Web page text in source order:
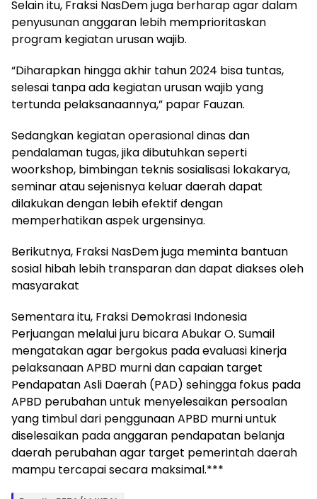
Selain itu, Fraksi NasDem juga berharap agar dalam
penyusunan anggaran lebih memprioritaskan
program kegiatan urusan wajib.
“Diharapkan hingga akhir tahun 2024 bisa tuntas,
selesai tanpa ada kegiatan urusan wajib yang
tertunda pelaksanaannya,” papar Fauzan.
Sedangkan kegiatan operasional dinas dan
pendalaman tugas, jika dibutuhkan seperti
woorkshop, bimbingan teknis sosialisasi lokakarya,
seminar atau sejenisnya keluar daerah dapat
dilakukan dengan lebih efektif dengan
memperhatikan aspek urgensinya.
Berikutnya, Fraksi NasDem juga meminta bantuan
sosial hibah lebih transparan dan dapat diakses oleh
masyarakat
Sementara itu, Fraksi Demokrasi Indonesia
Perjuangan melalui juru bicara Abukar O. Sumail
mengatakan agar bergokus pada evaluasi kinerja
pelaksanaan APBD murni dan capaian target
Pendapatan Asli Daerah (PAD) sehingga fokus pada
APBD perubahan untuk menyelesaikan persoalan
yang timbul dari penggunaan APBD murni untuk
diselesaikan pada anggaran pendapatan belanja
daerah perubahan agar target pemerintah daerah
mampu tercapai secara maksimal.***